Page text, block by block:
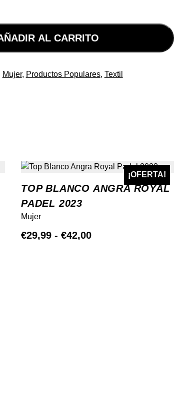
AL CARRITO
Mujer, Productos Populares, Textil
¡OFERTA!
TOP BLANCO ANGRA ROYAL
PADEL 2023
Mujer
€29,99 - €42,00Rango